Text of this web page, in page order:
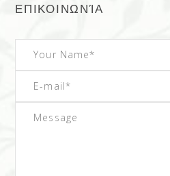
ΕΠΙΚΟΙΝΩΝΊΑ